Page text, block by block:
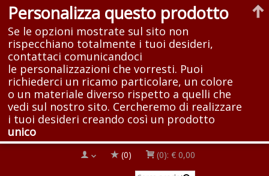
(0) (0): € 0,00
Personalizza questo prodotto
Se le opzioni mostrate sul sito non
rispecchiano totalmente i tuoi desideri,
contattaci comunicandoci
le personalizzazioni che vorresti. Puoi
richiederci un ricamo particolare, un colore
o un materiale diverso rispetto a quelli che
vedi sul nostro sito. Cercheremo di realizzare
i tuoi desideri creando così un prodotto
unico